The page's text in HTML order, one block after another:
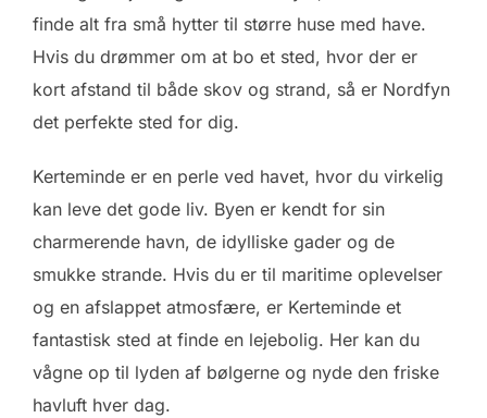
finde alt fra små hytter til større huse med have.
Hvis du drømmer om at bo et sted, hvor der er
kort afstand til både skov og strand, så er Nordfyn
det perfekte sted for dig.
Kerteminde er en perle ved havet, hvor du virkelig
kan leve det gode liv. Byen er kendt for sin
charmerende havn, de idylliske gader og de
smukke strande. Hvis du er til maritime oplevelser
og en afslappet atmosfære, er Kerteminde et
fantastisk sted at finde en lejebolig. Her kan du
vågne op til lyden af bølgerne og nyde den friske
havluft hver dag.